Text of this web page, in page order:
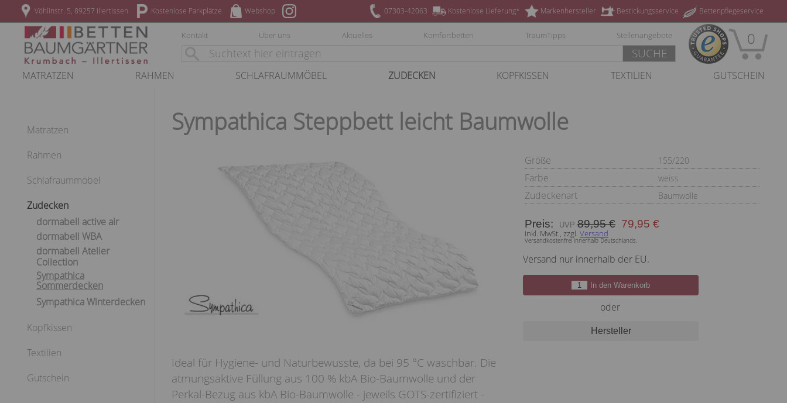
Vöhlinstr. 5, 89257 Illertissen Kostenlose Parkplätze Webshop Bettenpflegeservice
Bestickungsservice
Markenhersteller
Kostenlose Lieferung*
07303-42063
Kontakt Über uns Aktuelles Komfortbetten TraumTipps Stellenangebote
SUCHE
0
MATRATZEN RAHMEN SCHLAFRAUMMÖBEL ZUDECKEN KOPFKISSEN TEXTILIEN GUTSCHEIN
Matratzen
Rahmen
Schlafraummöbel
Zudecken
dormabell active air
dormabell WBA
dormabell Atelier
Collection
Sympathica
Sommerdecken
Sympathica Winterdecken
Kopfkissen
Textilien
Gutschein
Sympathica Steppbett leicht Baumwolle
Ideal für Hygiene- und Naturbewusste, da bei 95 °C waschbar. Die
atmungsaktive Füllung aus 100 % kbA Bio-Baumwolle und der
Perkal-Bezug aus kbA Bio-Baumwolle - jeweils GOTS-zertifiziert -
Größe 155/220
Farbe weiss
Zudeckenart Baumwolle
Preis: 89,95 € 79,95 €
inkl. MwSt., zzgl. Versand
Versandkostenfrei innerhalb Deutschlands.
Versand nur innerhalb der EU.
In den Warenkorb
oder
Hersteller